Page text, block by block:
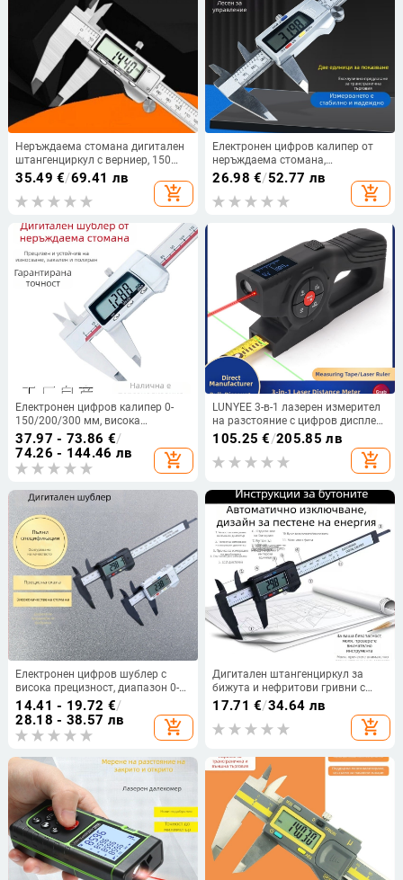
Неръждаема стомана дигитален
штангенциркул с верниер, 150
мм, изцяло метален, висока
прецизност
35.49 €/69.41 лв
add_shopping_cart
Електронен цифров калипер от
неръждаема стомана,
високопрецизен, диапазон 0-150-
200 мм
26.98 €/52.77 лв
add_shopping_cart
Електронен цифров калипер 0-
150/200/300 мм, висока
прецизност, неръждаема
стомана, верньор калипер
37.97 - 73.86 €/
74.26 - 144.46 лв
add_shopping_cart
LUNYEE 3-в-1 лазерен измерител
на разстояние с цифров дисплей,
индустриална употреба,
презареждаем
105.25 €/205.85 лв
add_shopping_cart
Електронен цифров шублер с
висока прецизност, диапазон 0-
100-150 мм, голям дисплей
14.41 - 19.72 €/
28.18 - 38.57 лв
add_shopping_cart
Дигитален штангенциркул за
бижута и нефритови гривни с
цифров дисплей – висока
прецизност електронен
измервателен инструмент
17.71 €/34.64 лв
add_shopping_cart